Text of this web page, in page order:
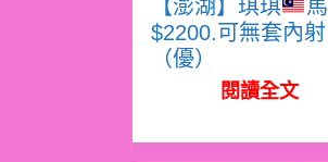
【澎湖】琪琪
$2200.可無套內射
（優）
閱讀全文